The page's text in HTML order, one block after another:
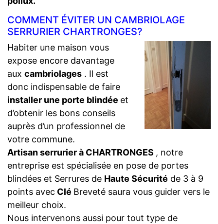
COMMENT ÉVITER UN CAMBRIOLAGE
SERRURIER CHARTRONGES?
Habiter une maison vous
expose encore davantage
aux cambriolages . Il est
donc indispensable de faire
installer une porte blindée et
d’obtenir les bons conseils
auprès d’un professionnel de
votre commune.
Artisan serrurier à CHARTRONGES , notre
entreprise est spécialisée en pose de portes
blindées et Serrures de Haute Sécurité de 3 à 9
points avec Clé Breveté saura vous guider vers le
meilleur choix.
Nous intervenons aussi pour tout type de